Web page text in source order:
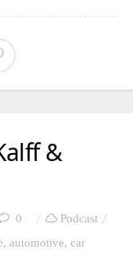
&
0
Podcast
, automotive, car